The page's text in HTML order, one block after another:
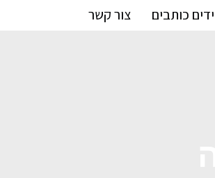
כותבים צור קשר